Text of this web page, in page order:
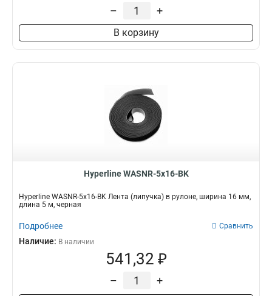
– +
В корзину
Hyperline WASNR-5x16-BK
Hyperline WASNR-5x16-BK Лента (липучка) в рулоне, ширина 16 мм,
длина 5 м, черная
Подробнее Сравнить
Наличие: В наличии
541,32 ₽
– +